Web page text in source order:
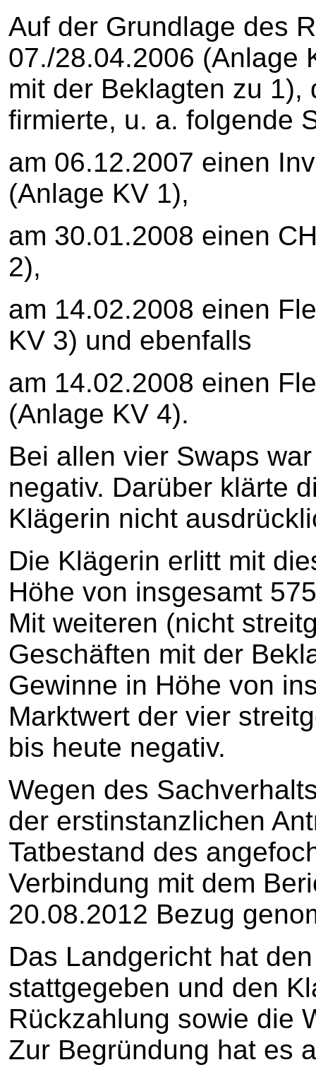
Auf der Grundlage des
07./28.04.2006 (Anlage
mit der Beklagten zu
firmierte, u. a. folgende
am 06.12.2007 einen
(Anlage KV 1),
am 30.01.2008 einen
2),
am 14.02.2008 einen
KV 3) und ebenfalls
am 14.02.2008 einen
(Anlage KV 4).
Bei allen vier Swaps
negativ. Darüber klärte
Klägerin nicht
Die Klägerin erlitt mit
Höhe von insgesamt
Mit weiteren (nicht
Geschäften mit der
Gewinne in Höhe von
Marktwert der vier
bis heute negativ.
Wegen des
der erstinstanzlichen
Tatbestand des
Verbindung mit dem
20.08.2012 Bezug
Das Landgericht hat
stattgegeben und den
Rückzahlung sowie die
Zur Begründung hat es